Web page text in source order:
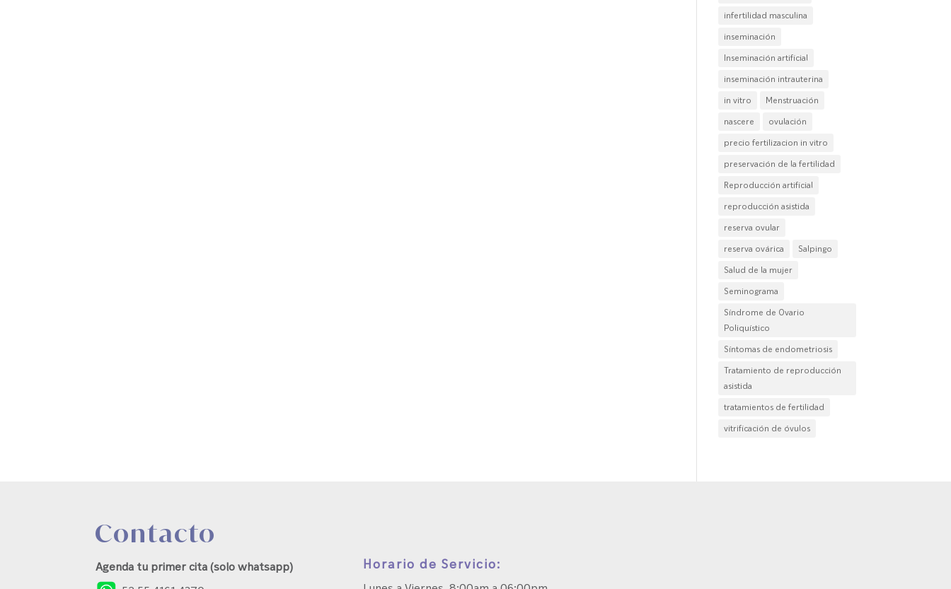
infertilidad masculina
inseminación
Inseminación artificial
inseminación intrauterina
in vitro
Menstruación
nascere
ovulación
precio fertilizacion in vitro
preservación de la fertilidad
Reproducción artificial
reproducción asistida
reserva ovular
reserva ovárica
Salpingo
Salud de la mujer
Seminograma
Síndrome de Ovario
Poliquístico
Síntomas de endometriosis
Tratamiento de reproducción
asistida
tratamientos de fertilidad
vitrificación de óvulos
Contacto
Agenda tu primer cita (solo whatsapp)
Horario de Servicio: